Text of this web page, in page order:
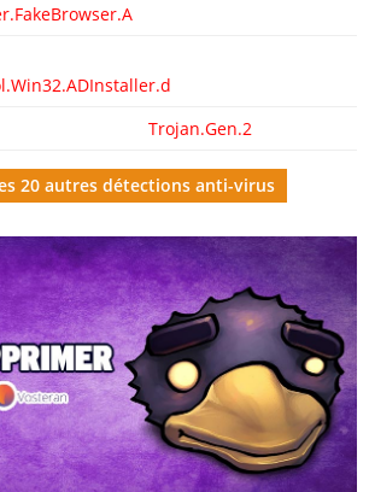
Trojan.Gen.2
20 autres détections anti-virus